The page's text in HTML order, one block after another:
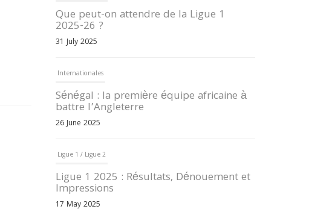
Que peut-on attendre de la Ligue 1
2025-26 ?
31 July 2025
Internationales
Sénégal : la première équipe africaine à
battre l’Angleterre
26 June 2025
Ligue 1 / Ligue 2
Ligue 1 2025 : Résultats, Dénouement et
Impressions
17 May 2025